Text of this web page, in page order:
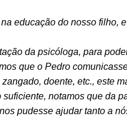
educação do nosso filho,
da psicóloga, para
que o Pedro
doente, etc., este
notamos que da
pudesse ajudar tanto a